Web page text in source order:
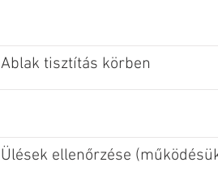
Ablak tisztítás körben
Ülések ellenőrzése